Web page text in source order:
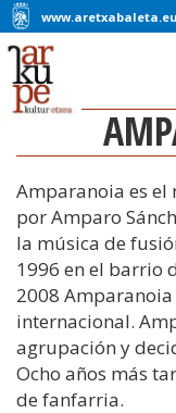
Amparanoia es
por Amparo
la música de
1996 en el barrio
2008
internacional.
agrupación y
Ocho años más
de fanfarria.